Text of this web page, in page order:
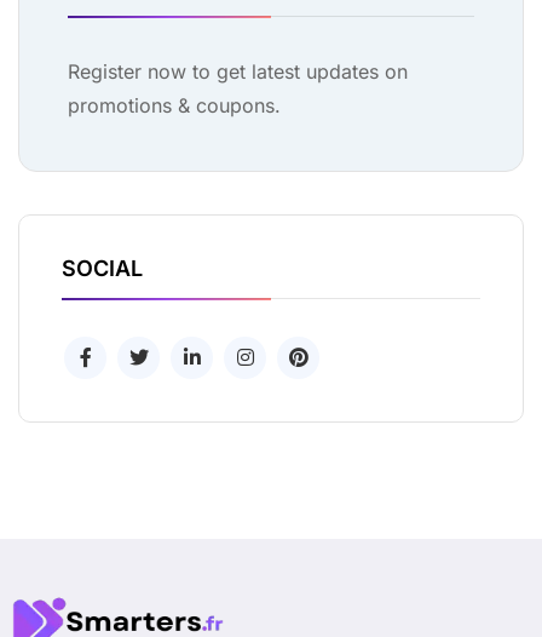
Register now to get latest updates on
promotions & coupons.
SOCIAL